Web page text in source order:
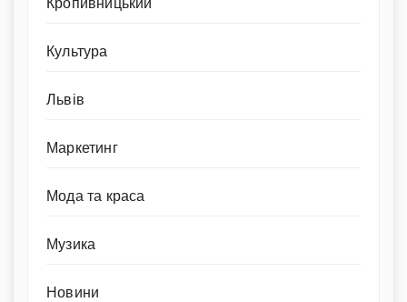
Кропивницький
Культура
Львів
Маркетинг
Мода та краса
Музика
Новини